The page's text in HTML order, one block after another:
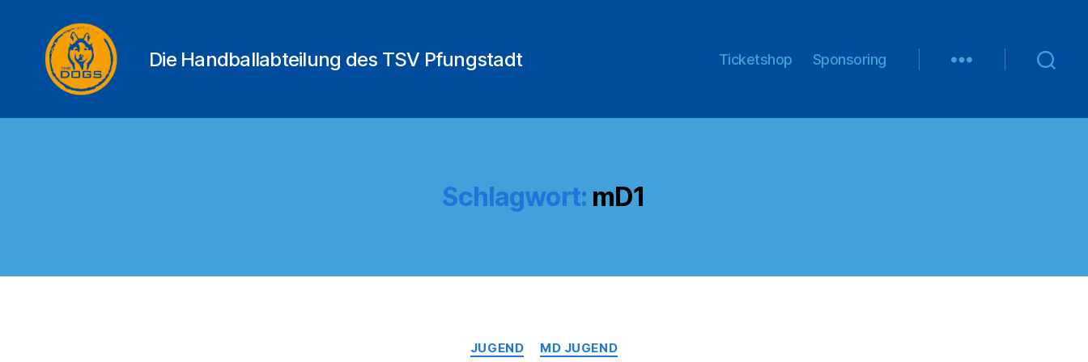
DOGS
Die Handballabteilung des TSV Pfungstadt Ticketshop Sponsoring
Schlagwort: mD1
Kategorien
JUGEND MD JUGEND